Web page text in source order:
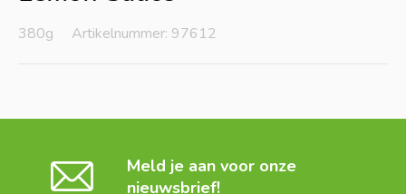
380g Artikelnummer: 97612
Meld je aan voor onze
nieuwsbrief!